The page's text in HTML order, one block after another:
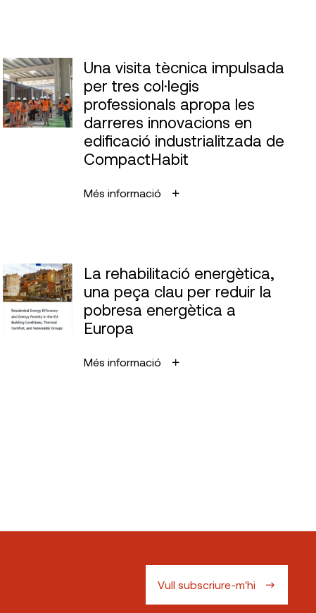
Una visita tècnica impulsada
per tres col·legis
professionals apropa les
darreres innovacions en
edificació industrialitzada de
CompactHabit
Més informació
La rehabilitació energètica,
una peça clau per reduir la
pobresa energètica a
Europa
Més informació
Vull subscriure-m'hi